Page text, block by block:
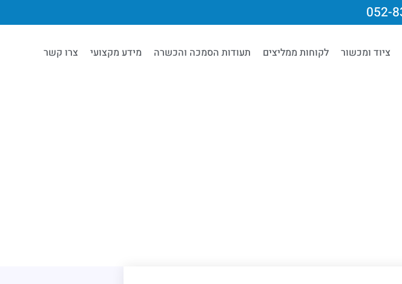
ציוד ומכשור לקוחות ממליצים תעודות הסמכה והכשרה מידע מקצועי צרו קשר